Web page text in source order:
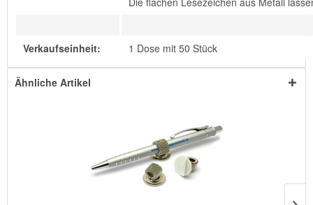
Verkaufseinheit: 1 Dose mit 50 Stück
Ähnliche Artikel